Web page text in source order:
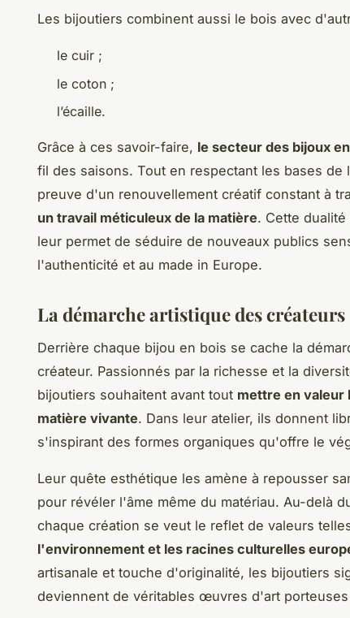
Les bijoutiers combinent aussi le bois avec
le cuir ;
le coton ;
l’écaille.
Grâce à ces savoir-faire, le secteur des bijoux
fil des saisons. Tout en respectant les bases de
preuve d'un renouvellement créatif constant à
un travail méticuleux de la matière. Cette
leur permet de séduire de nouveaux publics
l'authenticité et au made in Europe.
La démarche artistique des créateurs
Derrière chaque bijou en bois se cache la
créateur. Passionnés par la richesse et la
bijoutiers souhaitent avant tout mettre en valeur
matière vivante. Dans leur atelier, ils donnent
s'inspirant des formes organiques qu'offre le
Leur quête esthétique les amène à repousser
pour révéler l'âme même du matériau. Au-delà
chaque création se veut le reflet de valeurs
l'environnement et les racines culturelles
artisanale et touche d'originalité, les bijoutiers
deviennent de véritables œuvres d'art